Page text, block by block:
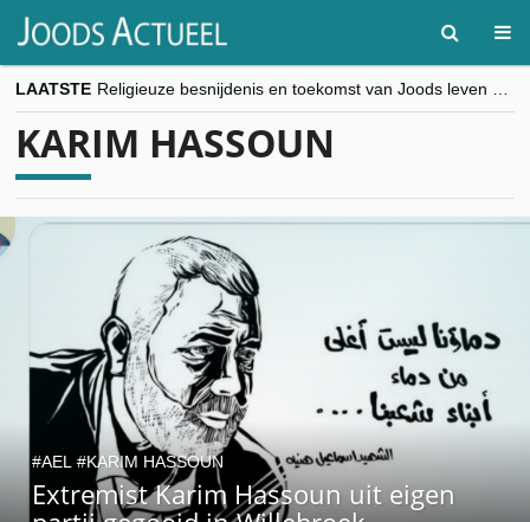
LAATSTE
“Besnijdenisdebat toont hoe moeilijk seculiere Westen minderheden begrijpt”, Jinnih Beels (Vooruit)
KARIM HASSOUN
Extremist Karim Hassoun uit eigen
AEL KARIM HASSOUN